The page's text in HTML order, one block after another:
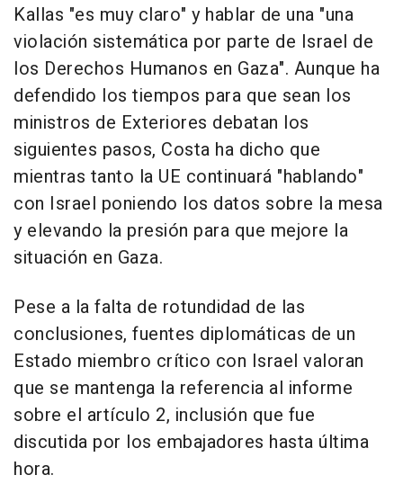
Kallas "es muy claro" y hablar de una "una
violación sistemática por parte de Israel de
los Derechos Humanos en Gaza". Aunque ha
defendido los tiempos para que sean los
ministros de Exteriores debatan los
siguientes pasos, Costa ha dicho que
mientras tanto la UE continuará "hablando"
con Israel poniendo los datos sobre la mesa
y elevando la presión para que mejore la
situación en Gaza.
Pese a la falta de rotundidad de las
conclusiones, fuentes diplomáticas de un
Estado miembro crítico con Israel valoran
que se mantenga la referencia al informe
sobre el artículo 2, inclusión que fue
discutida por los embajadores hasta última
hora.